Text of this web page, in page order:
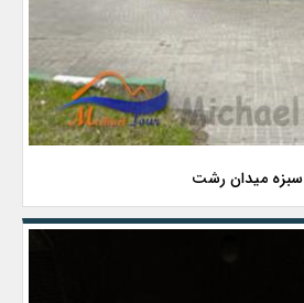
سبزه میدان رشت